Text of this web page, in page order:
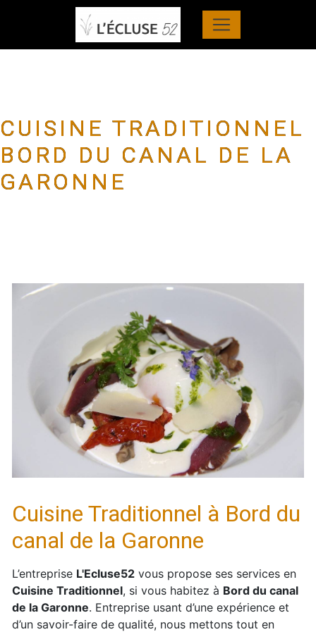
Panneau de gestion des cookies
CUISINE TRADITIONNEL
BORD DU CANAL DE LA
GARONNE
Cuisine Traditionnel à Bord du
canal de la Garonne
L’entreprise L'Ecluse52 vous propose ses services en
Cuisine Traditionnel, si vous habitez à Bord du canal
de la Garonne. Entreprise usant d’une expérience et
d’un savoir-faire de qualité, nous mettons tout en